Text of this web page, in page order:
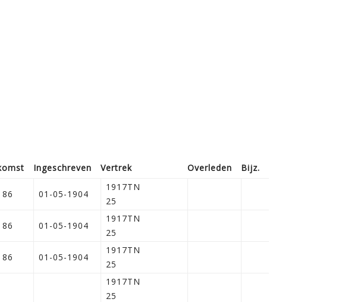
Ingeschreven Vertrek Overleden Bijz.
86 01-05-1904
1917TN
25
86 01-05-1904
1917TN
25
86 01-05-1904
1917TN
25
1917TN
25